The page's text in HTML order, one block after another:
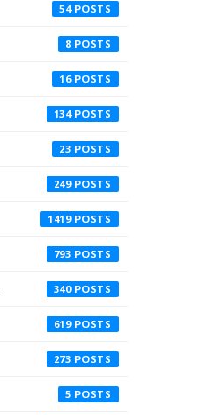
54
8
16
134
23
249
1419
793
340
619
273
5